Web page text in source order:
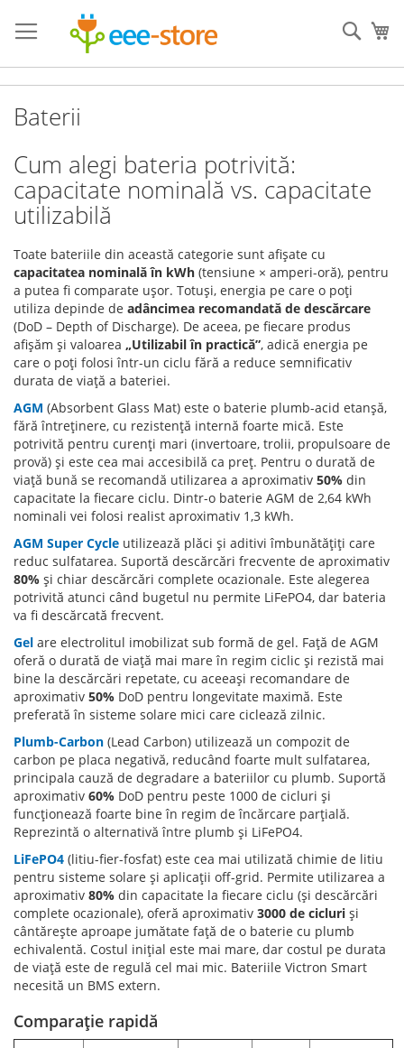
la
Continut
Baterii
Cum alegi bateria potrivită:
capacitate nominală vs. capacitate
utilizabilă
Toate bateriile din această categorie sunt afișate cu
capacitatea nominală în kWh (tensiune × amperi-oră), pentru
a putea fi comparate ușor. Totuși, energia pe care o poți
utiliza depinde de adâncimea recomandată de descărcare
(DoD – Depth of Discharge). De aceea, pe fiecare produs
afișăm și valoarea „Utilizabil în practică”, adică energia pe
care o poți folosi într-un ciclu fără a reduce semnificativ
durata de viață a bateriei.
AGM (Absorbent Glass Mat) este o baterie plumb-acid etanșă,
fără întreținere, cu rezistență internă foarte mică. Este
potrivită pentru curenți mari (invertoare, trolii, propulsoare de
provă) și este cea mai accesibilă ca preț. Pentru o durată de
viață bună se recomandă utilizarea a aproximativ 50% din
capacitate la fiecare ciclu. Dintr-o baterie AGM de 2,64 kWh
nominali vei folosi realist aproximativ 1,3 kWh.
AGM Super Cycle utilizează plăci și aditivi îmbunătățiți care
reduc sulfatarea. Suportă descărcări frecvente de aproximativ
80% și chiar descărcări complete ocazionale. Este alegerea
potrivită atunci când bugetul nu permite LiFePO4, dar bateria
va fi descărcată frecvent.
Gel are electrolitul imobilizat sub formă de gel. Față de AGM
oferă o durată de viață mai mare în regim ciclic și rezistă mai
bine la descărcări repetate, cu aceeași recomandare de
aproximativ 50% DoD pentru longevitate maximă. Este
preferată în sisteme solare mici care ciclează zilnic.
Plumb-Carbon (Lead Carbon) utilizează un compozit de
carbon pe placa negativă, reducând foarte mult sulfatarea,
principala cauză de degradare a bateriilor cu plumb. Suportă
aproximativ 60% DoD pentru peste 1000 de cicluri și
funcționează foarte bine în regim de încărcare parțială.
Reprezintă o alternativă între plumb și LiFePO4.
LiFePO4 (litiu-fier-fosfat) este cea mai utilizată chimie de litiu
pentru sisteme solare și aplicații off-grid. Permite utilizarea a
aproximativ 80% din capacitate la fiecare ciclu (și descărcări
complete ocazionale), oferă aproximativ 3000 de cicluri și
cântărește aproape jumătate față de o baterie cu plumb
echivalentă. Costul inițial este mai mare, dar costul pe durata
de viață este de regulă cel mai mic. Bateriile Victron Smart
necesită un BMS extern.
Comparație rapidă